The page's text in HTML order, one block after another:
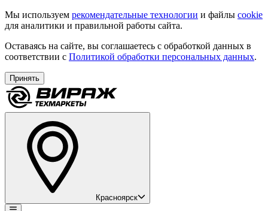
Мы используем рекомендательные технологии и файлы cookie
для аналитики и правильной работы сайта.
Оставаясь на сайте, вы соглашаетесь с обработкой данных в
соответствии с Политикой обработки персональных данных.
Принять
Красноярск